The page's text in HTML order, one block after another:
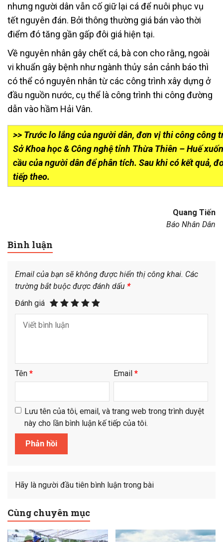
nhưng người dân vẫn cố giữ lại cá để nuôi phục vụ
tết nguyên đán. Bởi thông thường giá bán vào thời
điểm đó tăng gần gấp đôi giá hiện tại.
Về nguyên nhân gây chết cá, bà con cho rằng, ngoài
vi khuẩn gây bệnh như ngành thủy sản cảnh báo thì
có thể có nguyên nhân từ các công trình xây dựng ở
đầu nguồn nước, cụ thể là công trình thi công đường
dẫn vào hầm Hải Vân.
>> Trước lo lắng của người dân, đơn vị thi công công
Sở Khoa học & Công nghệ tỉnh Thừa Thiên – Huế
cầu của người dân để phân tích. Sau khi có kết quả,
tiếp theo.
Quang Tiến
Báo Nhân Dân
Bình luận
Email của bạn sẽ không được hiển thị công khai. Các
trường bắt buộc được đánh dấu *
Đánh giá
Tên * Email *
Lưu tên của tôi, email, và trang web trong trình duyệt
này cho lần bình luận kế tiếp của tôi.
Hãy là người đầu tiên bình luận trong bài
Cùng chuyên mục